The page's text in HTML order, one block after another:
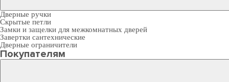
Дверные ручки
Скрытые петли
Замки и защелки для межкомнатных дверей
Завертки сантехнические
Дверные ограничители
Покупателям